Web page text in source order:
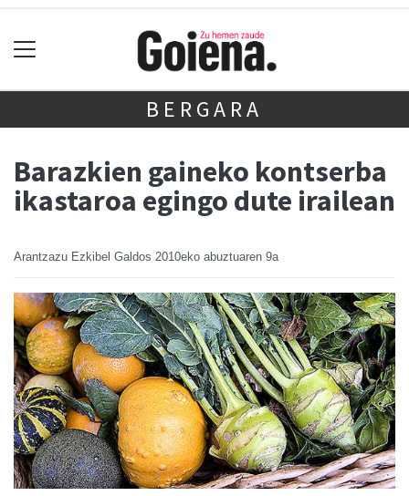
BERGARA
Barazkien gaineko kontserba
ikastaroa egingo dute irailean
Arantzazu Ezkibel Galdos 2010eko abuztuaren 9a